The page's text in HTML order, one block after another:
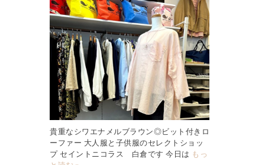
貴重なシワエナメルブラウン◎ビット付きロ
ーファー 大人服と子供服のセレクトショッ
プ セイントニコラス 白倉です 今日は もっ